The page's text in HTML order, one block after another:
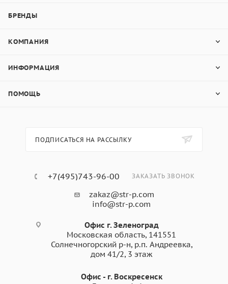
БРЕНДЫ
КОМПАНИЯ
ИНФОРМАЦИЯ
ПОМОЩЬ
ПОДПИСАТЬСЯ НА РАССЫЛКУ
+7(495)743-96-00 ЗАКАЗАТЬ ЗВОНОК
zakaz@str-p.com
info@str-p.com
Офис г. Зеленоград
Московская область, 141551
Солнечногорский р-н, р.п. Андреевка,
дом 41/2, 3 этаж
Офис - г. Воскресенск